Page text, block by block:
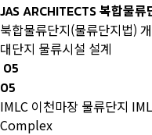
JAS ARCHITECTS복합물류
북합물류단지(물류단지법)
대단지 물류시설 설계
05
05
IMLC 이천마장 물류단지
Complex